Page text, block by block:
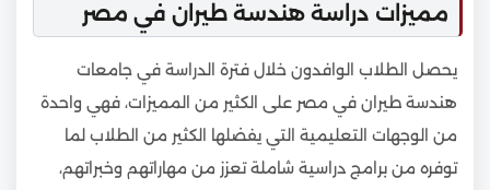
مميزات دراسة هندسة طيران في مصر
يحصل الطلاب الوافدون خلال فترة الدراسة في جامعات
هندسة طيران في مصر على الكثير من المميزات، فهي واحدة
من الوجهات التعليمية التي يفضلها الكثير من الطلاب لما
توفره من برامج دراسية شاملة تعزز من مهاراتهم وخبراتهم،